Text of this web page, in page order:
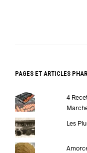
PAGES ET ARTICLES
4
Les